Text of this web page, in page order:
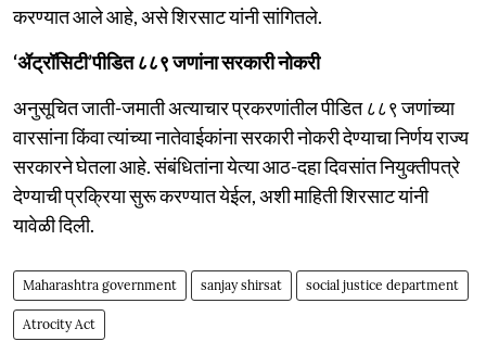
करण्यात आले आहे, असे शिरसाट यांनी सांगितले.
‘ॲट्रॉसिटी’पीडित ८८९ जणांना सरकारी नोकरी
अनुसूचित जाती-जमाती अत्याचार प्रकरणांतील पीडित ८८९ जणांच्या
वारसांना किंवा त्यांच्या नातेवाईकांना सरकारी नोकरी देण्याचा निर्णय राज्य
सरकारने घेतला आहे. संबंधितांना येत्या आठ-दहा दिवसांत नियुक्तीपत्रे
देण्याची प्रक्रिया सुरू करण्यात येईल, अशी माहिती शिरसाट यांनी
यावेळी दिली.
Maharashtra government sanjay shirsat social justice department
Atrocity Act